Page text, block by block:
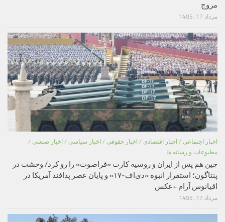
مروج
مرداد 17, 1405
اخبار اجتماعی / اخبار اقتصادی / اخبار حقوقی / اخبار سیاسی / اخبار صنعتی /
مطبوعات و رسانه ها
چین هم پس از ایران و روسیه کارت «فراصوت» را رو کرد/ وحشت در
پنتاگون؛ استقرار انبوه «دی‌اف‑۱۷» و پایان عصر پدافند آمریکا در
اقیانوس آرام +عکس
مرداد 17, 1405